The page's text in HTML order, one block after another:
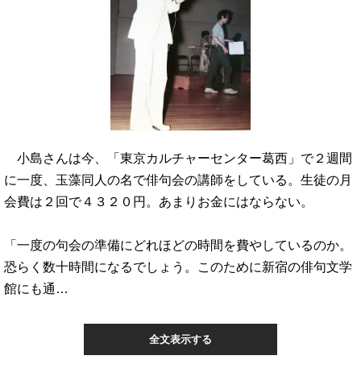
小島さんは今、「東京カルチャーセンター葛西」で２週間
に一度、玉藻同人の名で俳句会の講師をしている。生徒の月
会費は２回で４３２０円。あまりお金にはならない。
「一度の句会の準備にどれほどの時間を費やしているのか。
恐らく数十時間になるでしょう。このために新宿の俳句文学
館にも通…
全文表示する